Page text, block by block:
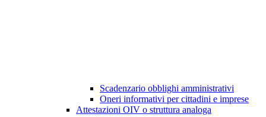
Scadenzario obblighi amministrativi
Oneri informativi per cittadini e imprese
Attestazioni OIV o struttura analoga